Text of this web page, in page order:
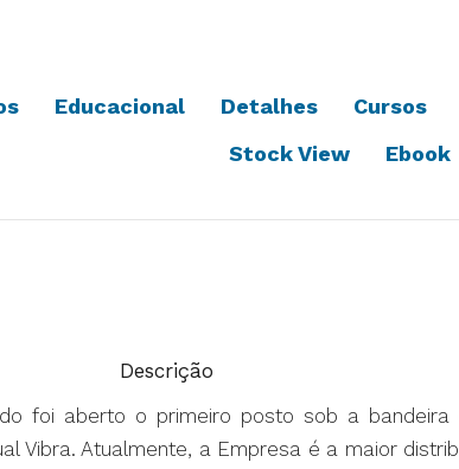
Educacional Detalhes Cursos
Stock View
Ebook
Descrição
foi aberto o primeiro posto sob a bandeira
Vibra. Atualmente, a Empresa é a maior